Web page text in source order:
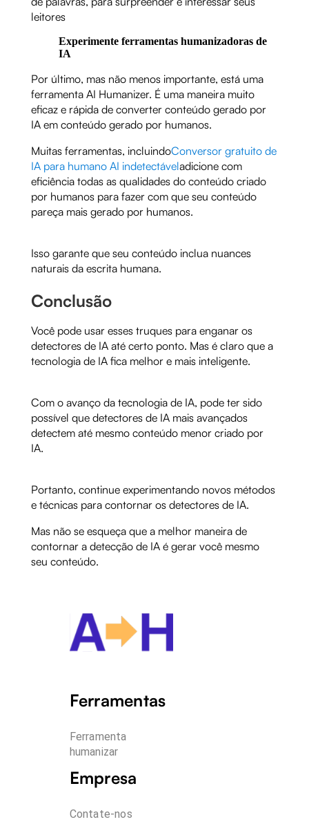
leitores
Experimente ferramentas humanizadoras de
IA
Por último, mas não menos importante, está uma
ferramenta AI Humanizer. É uma maneira muito
eficaz e rápida de converter conteúdo gerado por
IA em conteúdo gerado por humanos.
Muitas ferramentas, incluindoConversor gratuito de
IA para humano AI indetectáveladicione com
eficiência todas as qualidades do conteúdo criado
por humanos para fazer com que seu conteúdo
pareça mais gerado por humanos.
Isso garante que seu conteúdo inclua nuances
naturais da escrita humana.
Conclusão
Você pode usar esses truques para enganar os
detectores de IA até certo ponto. Mas é claro que a
tecnologia de IA fica melhor e mais inteligente.
Com o avanço da tecnologia de IA, pode ter sido
possível que detectores de IA mais avançados
detectem até mesmo conteúdo menor criado por
IA.
Portanto, continue experimentando novos métodos
e técnicas para contornar os detectores de IA.
Mas não se esqueça que a melhor maneira de
contornar a detecção de IA é gerar você mesmo
seu conteúdo.
Ferramentas
Ferramenta
humanizar
Empresa
Contate-nos